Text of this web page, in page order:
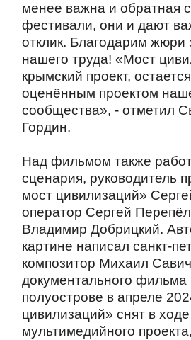
менее важна и обратная
фестивали, они и дают
отклик. Благодарим жюри
нашего труда! «Мост
крымский проект,
оценённым проектом
сообщества», - отметил
Гордин.
Над фильмом также
сценария, руководитель
мост цивилизаций»
оператор Сергей
Владимир Добрицкий.
картине написал санкт-
композитор Михаил
документального
полуострове в апреле
цивилизаций» снят в
мультимедийного